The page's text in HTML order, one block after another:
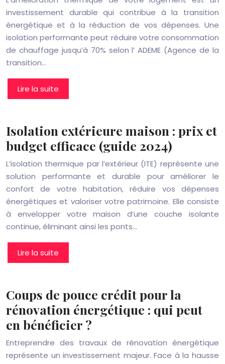
investissement durable qui contribue à la transition
énergétique et à la réduction de vos dépenses. Une
isolation performante peut réduire votre consommation
de chauffage jusqu’à 70% selon l’ ADEME (Agence de la
transition…
Lire la suite
Isolation extérieure maison : prix et
budget efficace (guide 2024)
L’isolation thermique par l’extérieur (ITE) représente une
solution performante et durable pour améliorer le
confort de votre habitation, réduire vos dépenses
énergétiques et valoriser votre patrimoine. Elle consiste
à envelopper votre maison d’une couche isolante
continue, éliminant ainsi les ponts…
Lire la suite
Coups de pouce crédit pour la
rénovation énergétique : qui peut
en bénéficier ?
Entreprendre des travaux de rénovation énergétique
représente un investissement majeur. Face à la hausse